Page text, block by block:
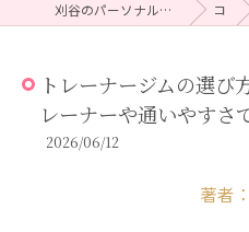
刈谷のパーソナルジムならRe:BodyLab（リボディラボ） コラム
トレーナージムの選び
レーナーや通いやすさ
2026/06/12
著者